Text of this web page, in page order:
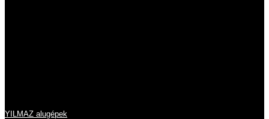
YILMAZ alugépek